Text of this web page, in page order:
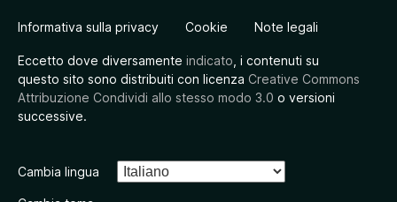
Informativa sulla privacy Cookie Note legali
Eccetto dove diversamente indicato , i contenuti su
questo sito sono distribuiti con licenza Creative Commons
Attribuzione Condividi allo stesso modo 3.0 o versioni
successive.
Cambia lingua